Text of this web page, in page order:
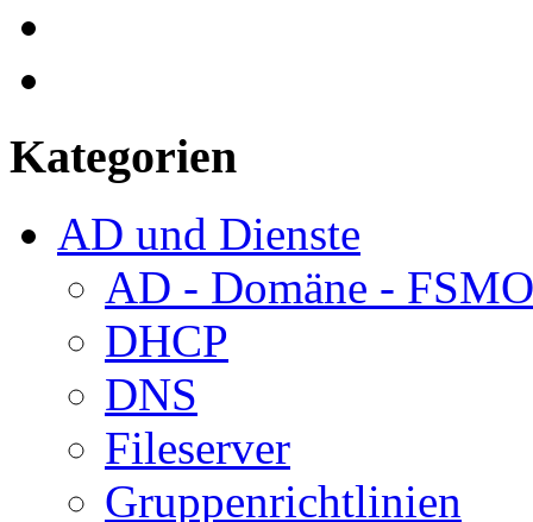
Kategorien
AD und Dienste
AD - Domäne - FSMO
DHCP
DNS
Fileserver
Gruppenrichtlinien